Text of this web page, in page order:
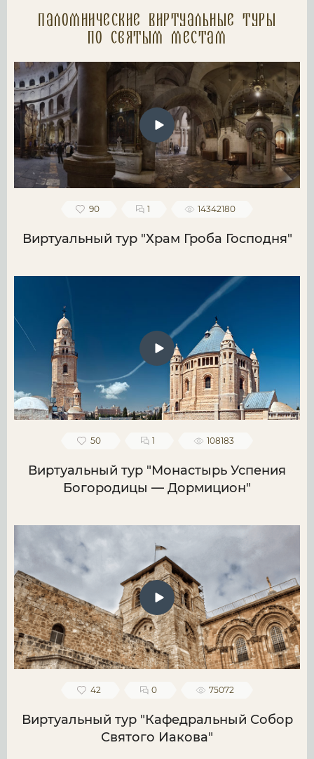
Паломнические Виртуальные туры
по святым местам
90 1 14342180
Виртуальный тур "Храм Гроба Господня"
50 1 108183
Виртуальный тур "Монастырь Успения
Богородицы — Дормицион"
42 0 75072
Виртуальный тур "Кафедральный Собор
Святого Иакова"